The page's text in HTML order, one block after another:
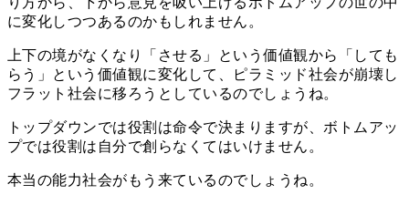
に変化しつつあるのかもしれません。
上下の境がなくなり「させる」という価値観から「しても
らう」という価値観に変化して、ピラミッド社会が崩壊し
フラット社会に移ろうとしているのでしょうね。
トップダウンでは役割は命令で決まりますが、ボトムアッ
プでは役割は自分で創らなくてはいけません。
本当の能力社会がもう来ているのでしょうね。